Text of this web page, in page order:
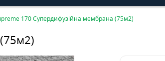
170 Супердифузійна мембрана (75м2)